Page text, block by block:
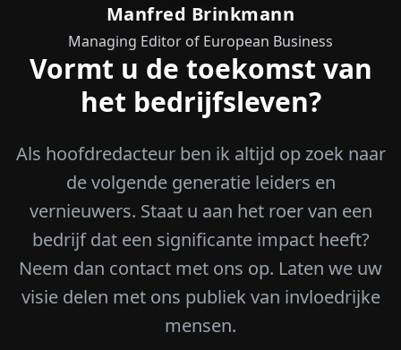
Manfred Brinkmann
Managing Editor of European Business
Vormt u de toekomst van
het bedrijfsleven?
Als hoofdredacteur ben ik altijd op zoek naar
de volgende generatie leiders en
vernieuwers. Staat u aan het roer van een
bedrijf dat een significante impact heeft?
Neem dan contact met ons op. Laten we uw
visie delen met ons publiek van invloedrijke
mensen.